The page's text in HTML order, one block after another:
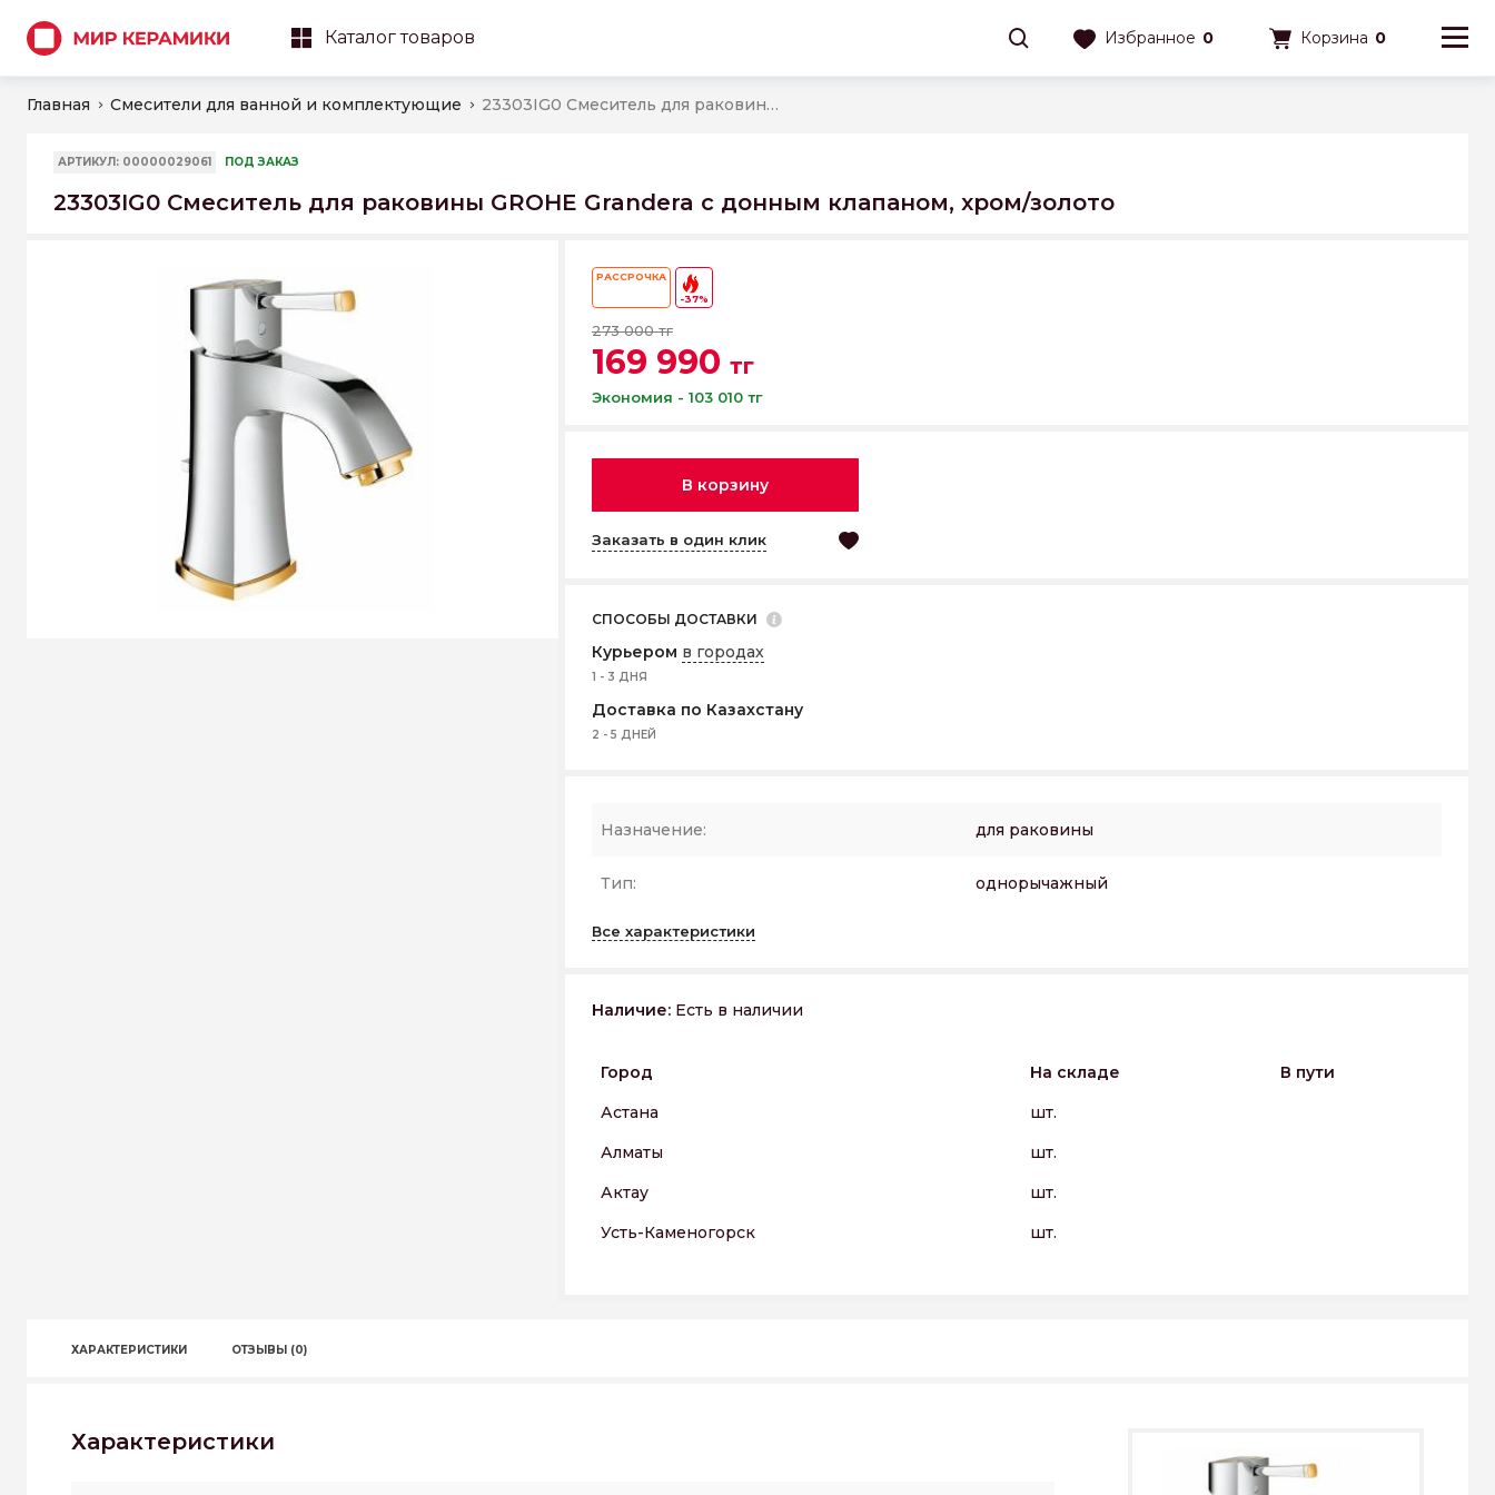
Каталог товаров Избранное 0 Корзина 0
Главная Смесители для ванной и комплектующие 23303IG0 Смеситель для раковины GROHE Grandera с донным клапаном, хром/золото
АРТИКУЛ: 00000029061 ПОД ЗАКАЗ
23303IG0 Смеситель для раковины GROHE Grandera с донным клапаном, хром/золото
РАССРОЧКА
-37%
273 000 тг
169 990 тг
Экономия - 103 010 тг
В корзину
Заказать в один клик
СПОСОБЫ ДОСТАВКИ
Курьером в городах
1 - 3 ДНЯ
Доставка по Казахстану
2 - 5 ДНЕЙ
Назначение: для раковины
Тип: однорычажный
Все характеристики
Наличие: Есть в наличии
Город На складе
В пути
Астана
шт.
Алматы
шт.
Актау
шт.
Усть-Каменогорск
шт.
ХАРАКТЕРИСТИКИ ОТЗЫВЫ (0)
Характеристики